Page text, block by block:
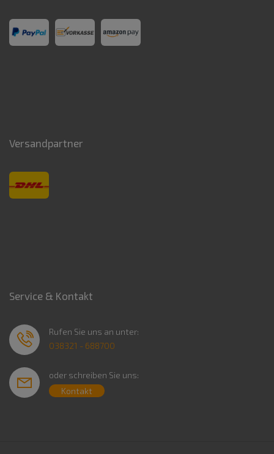
Versandpartner
Service & Kontakt
Rufen Sie uns an unter:
038321 - 688700
oder schreiben Sie uns:
Kontakt